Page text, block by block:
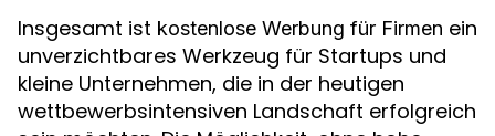
Insgesamt ist kostenlose Werbung für Firmen ein
unverzichtbares Werkzeug für Startups und
kleine Unternehmen, die in der heutigen
wettbewerbsintensiven Landschaft erfolgreich